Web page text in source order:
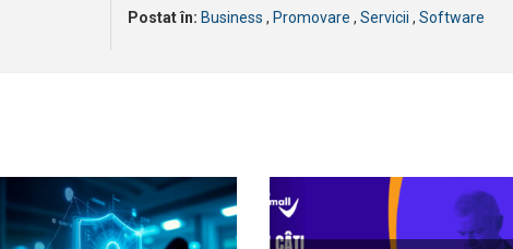
Postat în: Business , Promovare , Servicii , Software